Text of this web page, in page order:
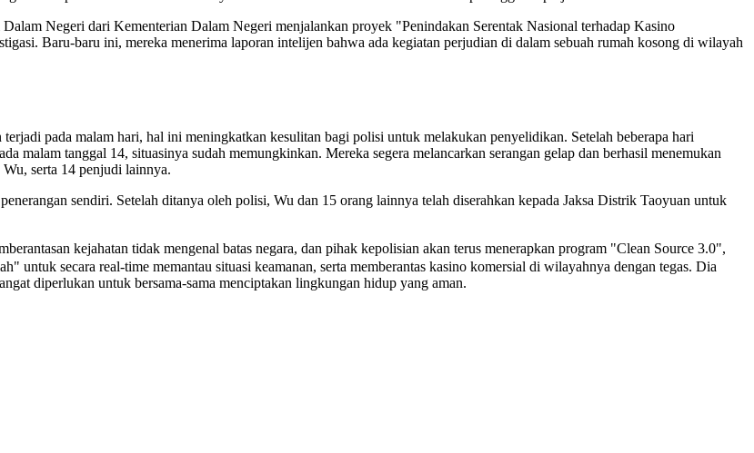
Negeri dari Kementerian Dalam Negeri menjalankan proyek "Penindakan Serentak Nasional terhadap Kasino
Baru-baru ini, mereka menerima laporan intelijen bahwa ada kegiatan perjudian di dalam sebuah rumah kosong di wilayah
pada malam hari, hal ini meningkatkan kesulitan bagi polisi untuk melakukan penyelidikan. Setelah beberapa hari
malam tanggal 14, situasinya sudah memungkinkan. Mereka segera melancarkan serangan gelap dan berhasil menemukan
serta 14 penjudi lainnya.
sendiri. Setelah ditanya oleh polisi, Wu dan 15 orang lainnya telah diserahkan kepada Jaksa Distrik Taoyuan untuk
kejahatan tidak mengenal batas negara, dan pihak kepolisian akan terus menerapkan program "Clean Source 3.0",
untuk secara real-time memantau situasi keamanan, serta memberantas kasino komersial di wilayahnya dengan tegas. Dia
diperlukan untuk bersama-sama menciptakan lingkungan hidup yang aman.